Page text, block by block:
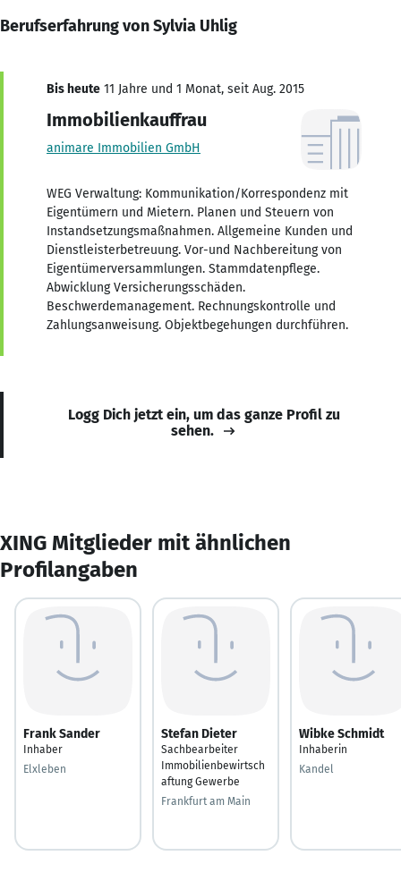
Berufserfahrung von Sylvia Uhlig
Bis heute 11 Jahre und 1 Monat, seit Aug. 2015
Immobilienkauffrau
animare Immobilien GmbH
WEG Verwaltung: Kommunikation/Korrespondenz mit
Eigentümern und Mietern. Planen und Steuern von
Instandsetzungsmaßnahmen. Allgemeine Kunden und
Dienstleisterbetreuung. Vor-und Nachbereitung von
Eigentümerversammlungen. Stammdatenpflege.
Abwicklung Versicherungsschäden.
Beschwerdemanagement. Rechnungskontrolle und
Zahlungsanweisung. Objektbegehungen durchführen.
Logg Dich jetzt ein, um das ganze Profil zu
sehen.
XING Mitglieder mit ähnlichen
Profilangaben
Frank Sander
Inhaber
Elxleben
Stefan Dieter
Sachbearbeiter
Immobilienbewirtsch
aftung Gewerbe
Frankfurt am Main
Wibke Schmidt
Inhaberin
Kandel